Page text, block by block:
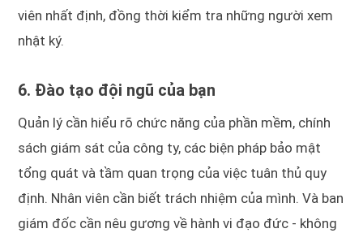
viên nhất định, đồng thời kiểm tra những người xem
nhật ký.
6. Đào tạo đội ngũ của bạn
Quản lý cần hiểu rõ chức năng của phần mềm, chính
sách giám sát của công ty, các biện pháp bảo mật
tổng quát và tầm quan trọng của việc tuân thủ quy
định. Nhân viên cần biết trách nhiệm của mình. Và ban
giám đốc cần nêu gương về hành vi đạo đức - không